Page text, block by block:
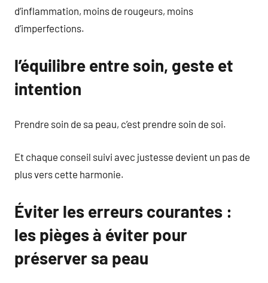
d’inflammation, moins de rougeurs, moins
d’imperfections.
l’équilibre entre soin, geste et
intention
Prendre soin de sa peau, c’est prendre soin de soi.
Et chaque conseil suivi avec justesse devient un pas de
plus vers cette harmonie.
Éviter les erreurs courantes :
les pièges à éviter pour
préserver sa peau